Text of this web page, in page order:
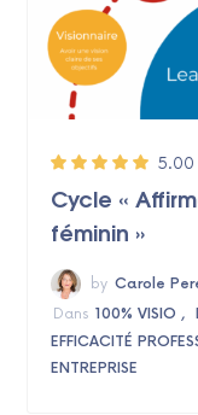
5.00
Cycle «
féminin »
by Carole
Dans 100% VISIO
EFFICACITÉ
ENTREPRISE